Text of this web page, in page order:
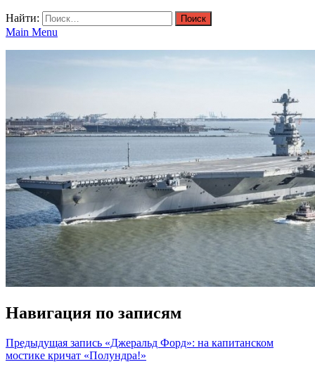
Найти:
Main Menu
Навигация по записям
Предыдущая запись «Джеральд Форд»: на капитанском
мостике кричат «Полундра!»